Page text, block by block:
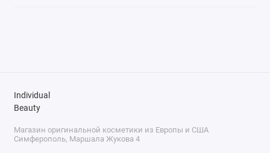
Individual
Beauty
Магазин оригинальной косметики из Европы и США
Симферополь, Маршала Жукова 4